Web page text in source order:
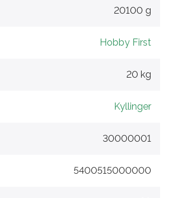
20100 g
Hobby First
20 kg
Kyllinger
30000001
5400515000000